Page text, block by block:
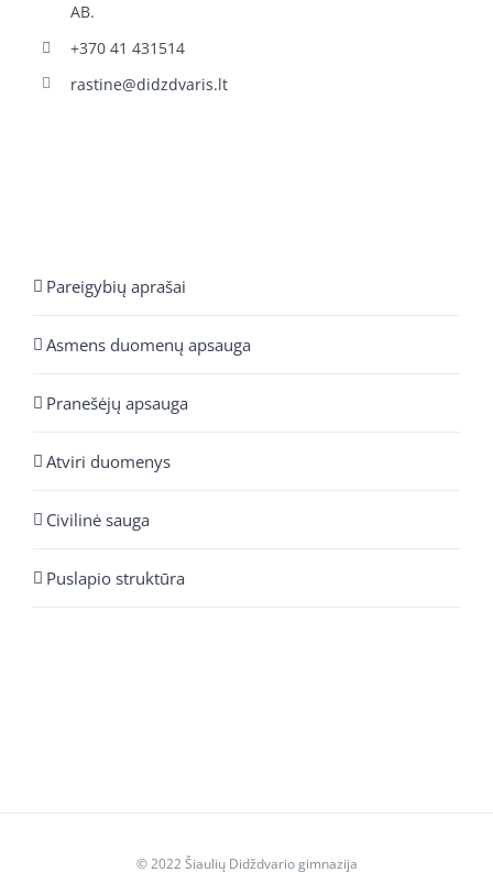
AB.
+370 41 431514
rastine@didzdvaris.lt
Pareigybių aprašai
Asmens duomenų apsauga
Pranešėjų apsauga
Atviri duomenys
Civilinė sauga
Puslapio struktūra
© 2022 Šiaulių Didždvario gimnazija